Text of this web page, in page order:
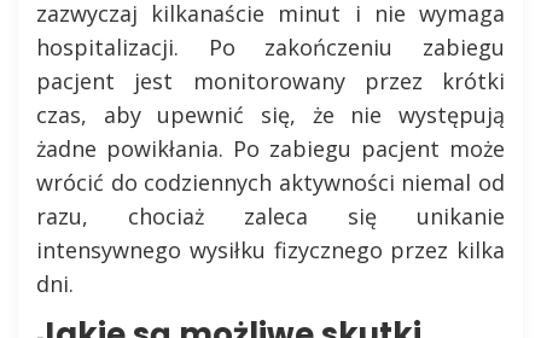
zazwyczaj kilkanaście minut i nie wymaga
hospitalizacji. Po zakończeniu zabiegu
pacjent jest monitorowany przez krótki
czas, aby upewnić się, że nie występują
żadne powikłania. Po zabiegu pacjent może
wrócić do codziennych aktywności niemal od
razu, chociaż zaleca się unikanie
intensywnego wysiłku fizycznego przez kilka
dni.